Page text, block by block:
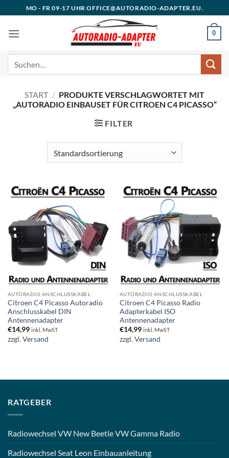
Inhalt
springen
MO - FR 09-17 UHR OFFICE@AUTORADIO-ADAPTER.EU.
0
START / PRODUKTE VERSCHLAGWORTET MIT
„AUTORADIO EINBAUSET FÜR CITROEN C4 PICASSO“
FILTER
AUTORADIO ANSCHLUSSKABEL
Citroen C4 Picasso Autoradio
Anschlusskabel DIN
Antennenadapter
€14,99 inkl. MwST
zzgl.Versand
AUTORADIO ANSCHLUSSKABEL
Citroen C4 Picasso Radio
Adapterkabel ISO
Antennenadapter
€14,99 inkl. MwST
zzgl.Versand
RATGEBER
Radiowechsel VW New Beetle VW Gamma Radio
Radiowechsel Seat Leon Einbauanleitung